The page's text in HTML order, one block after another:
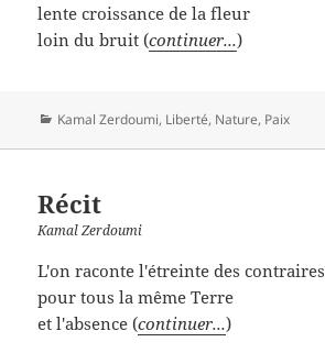
lente croissance de la fleur
loin du bruit (continuer...)
Catégories
Kamal Zerdoumi, Liberté, Nature, Paix
Récit
Kamal Zerdoumi
L'on raconte l'étreinte des contraires
pour tous la même Terre
et l'absence (continuer...)